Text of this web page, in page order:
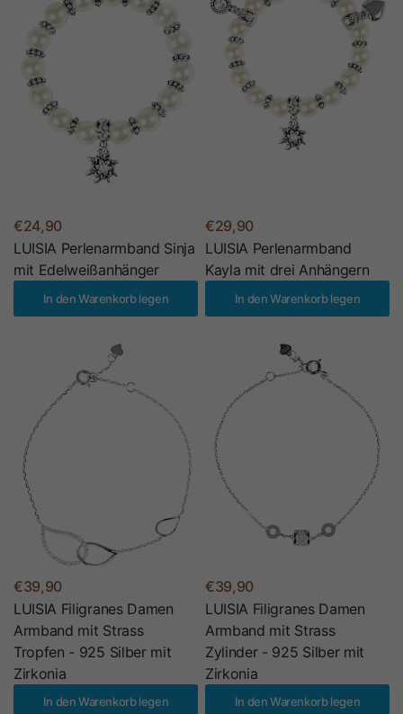
€24,90
LUISIA Perlenarmband Sinja
mit Edelweißanhänger
In den Warenkorb legen
€29,90
LUISIA Perlenarmband
Kayla mit drei Anhängern
In den Warenkorb legen
€39,90
LUISIA Filigranes Damen
Armband mit Strass
Tropfen - 925 Silber mit
Zirkonia
In den Warenkorb legen
€39,90
LUISIA Filigranes Damen
Armband mit Strass
Zylinder - 925 Silber mit
Zirkonia
In den Warenkorb legen